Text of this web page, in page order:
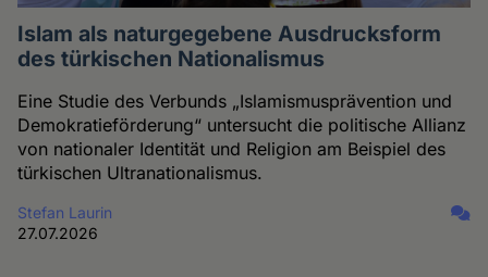
Islam als naturgegebene Ausdrucksform
des türkischen Nationalismus
Eine Studie des Verbunds „Islamismusprävention und
Demokratieförderung“ untersucht die politische Allianz
von nationaler Identität und Religion am Beispiel des
türkischen Ultranationalismus.
Stefan Laurin
27.07.2026